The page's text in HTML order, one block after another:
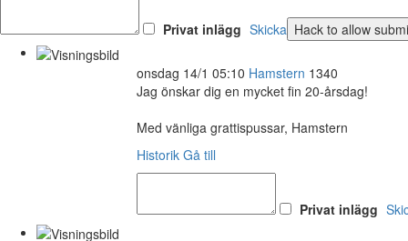
Privat inlägg Skicka
onsdag 14/1 05:10 Hamstern 1340
Jag önskar dig en mycket fin 20-årsdag!
Med vänliga grattispussar, Hamstern
Historik Gå till
Privat inlägg